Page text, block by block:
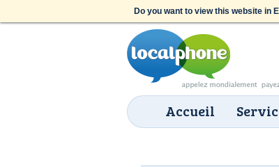
Do you want to view this website in
Accueil